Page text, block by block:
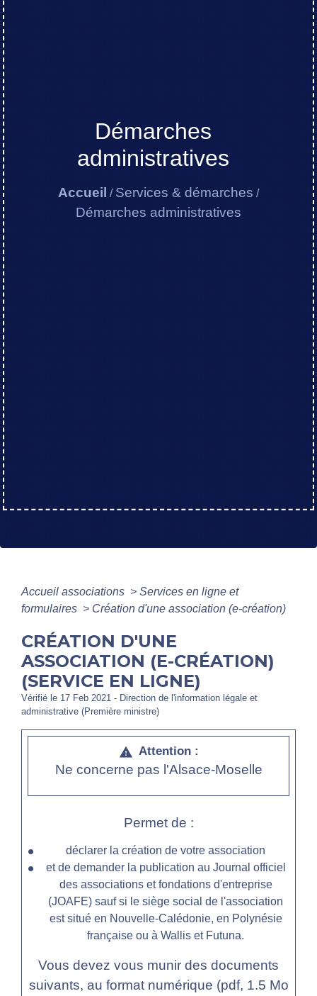
Démarches
administratives
Accueil / Services & démarches /
Démarches administratives
Accueil associations > Services en ligne et
formulaires > Création d'une association (e-création)
CRÉATION D'UNE
ASSOCIATION (E-CRÉATION)
(SERVICE EN LIGNE)
Vérifié le 17 Feb 2021 - Direction de l'information légale et
administrative (Première ministre)
warning Attention :
Ne concerne pas l'Alsace-Moselle
Permet de :
déclarer la création de votre association
et de demander la publication au Journal officiel
des associations et fondations d'entreprise
(JOAFE) sauf si le siège social de l'association
est situé en Nouvelle-Calédonie, en Polynésie
française ou à Wallis et Futuna.
Vous devez vous munir des documents
suivants, au format numérique (pdf, 1.5 Mo